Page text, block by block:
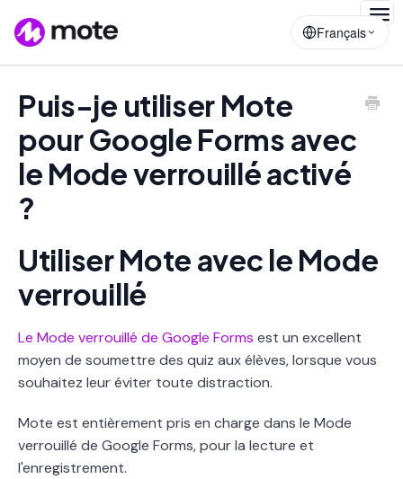
Français
Puis-je utiliser Mote
pour Google Forms avec
le Mode verrouillé activé
?
Utiliser Mote avec le Mode
verrouillé
Le Mode verrouillé de Google Forms est un excellent
moyen de soumettre des quiz aux élèves, lorsque vous
souhaitez leur éviter toute distraction.
Mote est entièrement pris en charge dans le Mode
verrouillé de Google Forms, pour la lecture et
l'enregistrement.